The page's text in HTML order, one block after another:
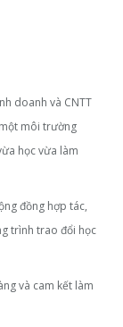
doanh và CNTT
môi trường
học vừa làm
đồng hợp tác,
trình trao đổi học
và cam kết làm